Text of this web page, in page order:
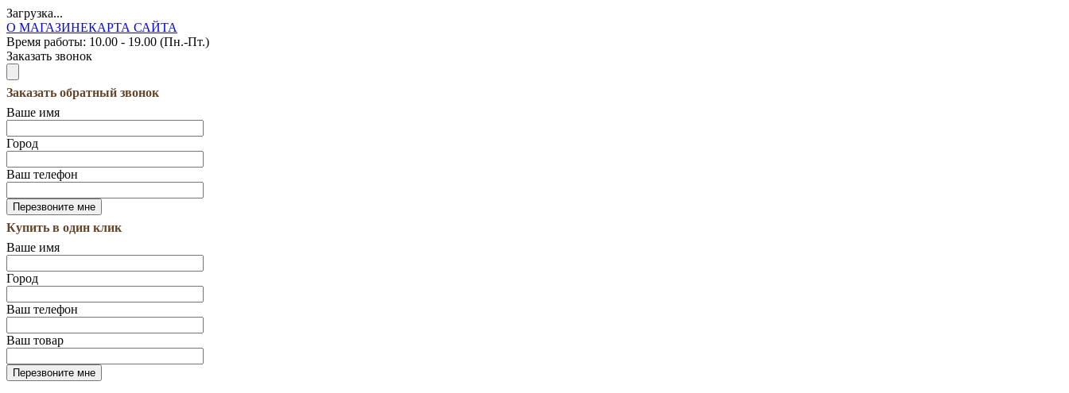
Загрузка...
О МАГАЗИНЕКАРТА САЙТА
Время работы: 10.00 - 19.00 (Пн.-Пт.)
Заказать звонок
Заказать обратный звонок
Ваше имя
Город
Ваш телефон
Купить в один клик
Ваше имя
Город
Ваш телефон
Ваш товар